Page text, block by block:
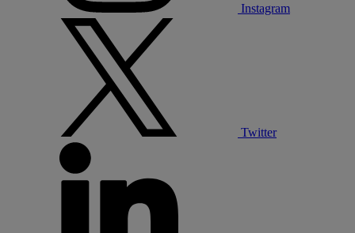
Instagram
Twitter